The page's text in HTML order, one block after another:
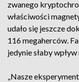
zwanego
właściwości
udało się jeszcze
116 megaherców.
jedynie słaby
„Nasze